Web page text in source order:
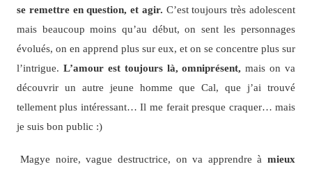
se remettre en question, et agir. C’est toujours très adolescent
mais beaucoup moins qu’au début, on sent les personnages
évolués, on en apprend plus sur eux, et on se concentre plus sur
l’intrigue. L’amour est toujours là, omniprésent, mais on va
découvrir un autre jeune homme que Cal, que j’ai trouvé
tellement plus intéressant… Il me ferait presque craquer… mais
je suis bon public :)
Magye noire, vague destructrice, on va apprendre àmieux